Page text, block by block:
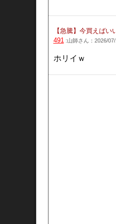
【急騰】今買えばい
491 :山師さん：2026/
ホリイｗ